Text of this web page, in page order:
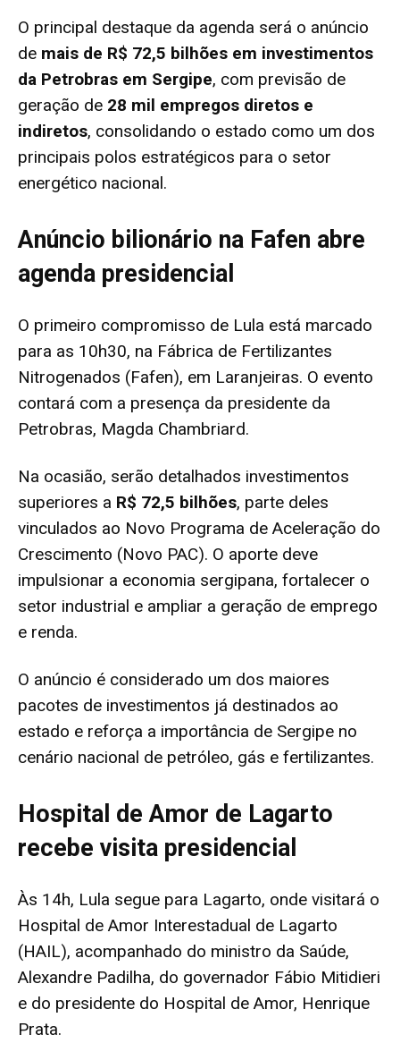
O principal destaque da agenda será o anúncio
de mais de R$ 72,5 bilhões em investimentos
da Petrobras em Sergipe, com previsão de
geração de 28 mil empregos diretos e
indiretos, consolidando o estado como um dos
principais polos estratégicos para o setor
energético nacional.
Anúncio bilionário na Fafen abre
agenda presidencial
O primeiro compromisso de Lula está marcado
para as 10h30, na Fábrica de Fertilizantes
Nitrogenados (Fafen), em Laranjeiras. O evento
contará com a presença da presidente da
Petrobras, Magda Chambriard.
Na ocasião, serão detalhados investimentos
superiores a R$ 72,5 bilhões, parte deles
vinculados ao Novo Programa de Aceleração do
Crescimento (Novo PAC). O aporte deve
impulsionar a economia sergipana, fortalecer o
setor industrial e ampliar a geração de emprego
e renda.
O anúncio é considerado um dos maiores
pacotes de investimentos já destinados ao
estado e reforça a importância de Sergipe no
cenário nacional de petróleo, gás e fertilizantes.
Hospital de Amor de Lagarto
recebe visita presidencial
Às 14h, Lula segue para Lagarto, onde visitará o
Hospital de Amor Interestadual de Lagarto
(HAIL), acompanhado do ministro da Saúde,
Alexandre Padilha, do governador Fábio Mitidieri
e do presidente do Hospital de Amor, Henrique
Prata.